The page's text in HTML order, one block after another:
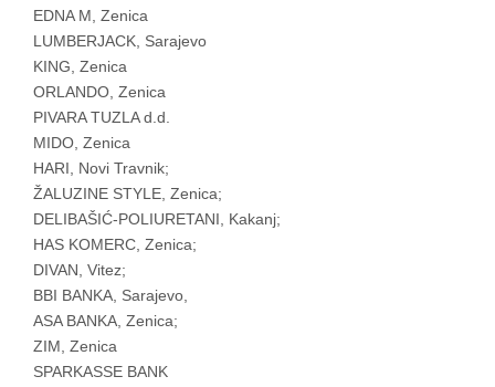
EDNA M, Zenica
LUMBERJACK, Sarajevo
KING, Zenica
ORLANDO, Zenica
PIVARA TUZLA d.d.
MIDO, Zenica
HARI, Novi Travnik;
ŽALUZINE STYLE, Zenica;
DELIBAŠIĆ-POLIURETANI, Kakanj;
HAS KOMERC, Zenica;
DIVAN, Vitez;
BBI BANKA, Sarajevo,
ASA BANKA, Zenica;
ZIM, Zenica
SPARKASSE BANK